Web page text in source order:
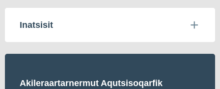
Inatsisit
Akileraartarnermut Aqutsisoqarfik